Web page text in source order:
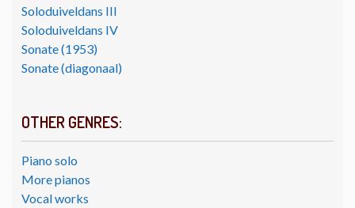
Soloduiveldans III
Soloduiveldans IV
Sonate (1953)
Sonate (diagonaal)
OTHER GENRES:
Piano solo
More pianos
Vocal works